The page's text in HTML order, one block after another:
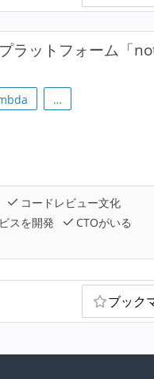
ラットフォーム「
…
コードレビュー文化
スを開発
CTOがいる
ブック